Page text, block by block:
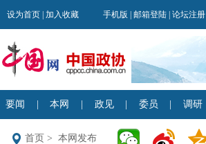
首页 > 本网发布